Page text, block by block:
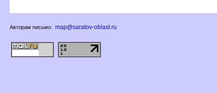
Авторам письмо: map@saratov-oblast.ru